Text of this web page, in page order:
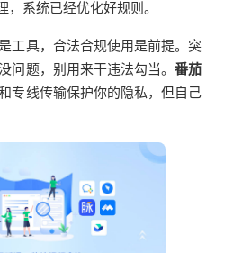
系统已经优化好规则。
工具，合法合规使用是前提。突
问题，别用来干违法勾当。 番茄
专线传输保护你的隐私，但自己